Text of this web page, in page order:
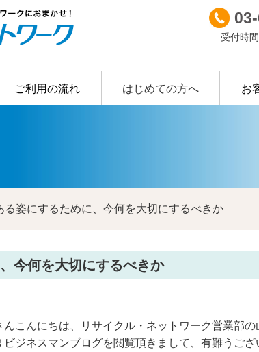
受付時間
ご利用の流れ はじめての方へ お
姿にするために、今何を大切にするべきか
今何を大切にするべきか
こんにちは、リサイクル・ネットワーク営業部の
ビジネスマンブログを閲覧頂きまして、有難うござ